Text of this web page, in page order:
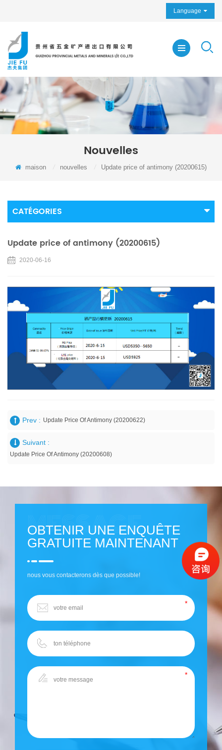
Language
Nouvelles
maison nouvelles Update price of antimony (20200615)
CATÉGORIES
Update price of antimony (20200615)
2020-06-16
Prev : Update Price Of Antimony (20200622)
Suivant :
Update Price Of Antimony (20200608)
OBTENIR UNE ENQUÊTE
GRATUITE MAINTENANT
nous vous contacterons dès que possible!